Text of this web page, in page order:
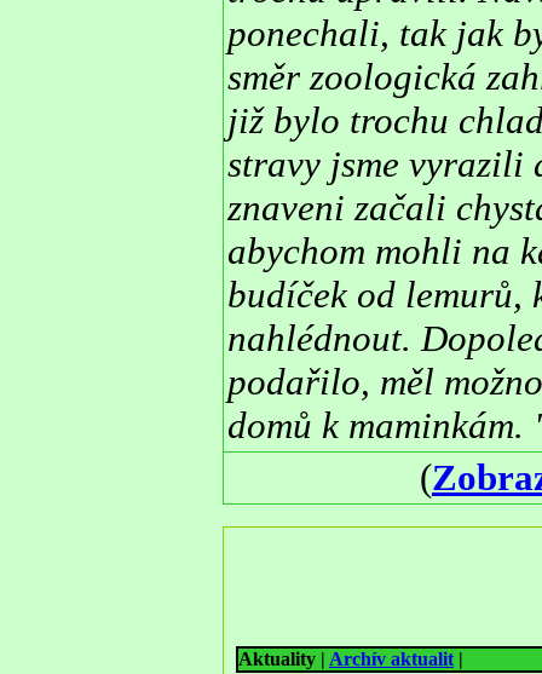
ponechali, tak jak
směr zoologická
již bylo trochu
stravy jsme vyrazili
znaveni začali
abychom mohli na
budíček od lemurů,
nahlédnout.
podařilo, měl
domů k maminkám.
(
Aktuality | Archív aktualit |